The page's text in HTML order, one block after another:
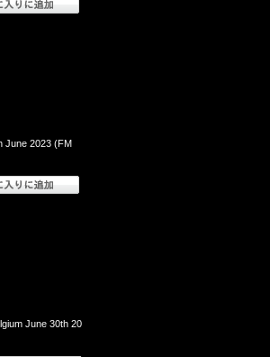
June 2023 (FM
June 30th 20